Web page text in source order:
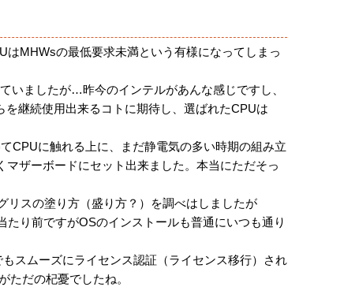
MHWsの最低要求未満という有様になってしまっ
いましたが…昨今のインテルがあんな感じですし、
継続使用出来るコトに期待し、選ばれたCPUは
CPUに触れる上に、まだ静電気の多い時期の組み立
ザーボードにセット出来ました。本当にただそっ
リスの塗り方（盛り方？）を調べはしましたが
り前ですがOSのインストールも普通にいつも通り
スムーズにライセンス認証（ライセンス移行）され
ただの杞憂でしたね。